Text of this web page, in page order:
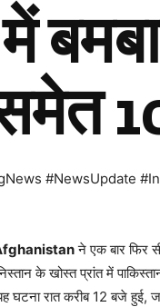
#NewsUpdate
ने एक बार फिर
के खोस्त प्रांत में
घटना रात करीब 12 बजे हुई,